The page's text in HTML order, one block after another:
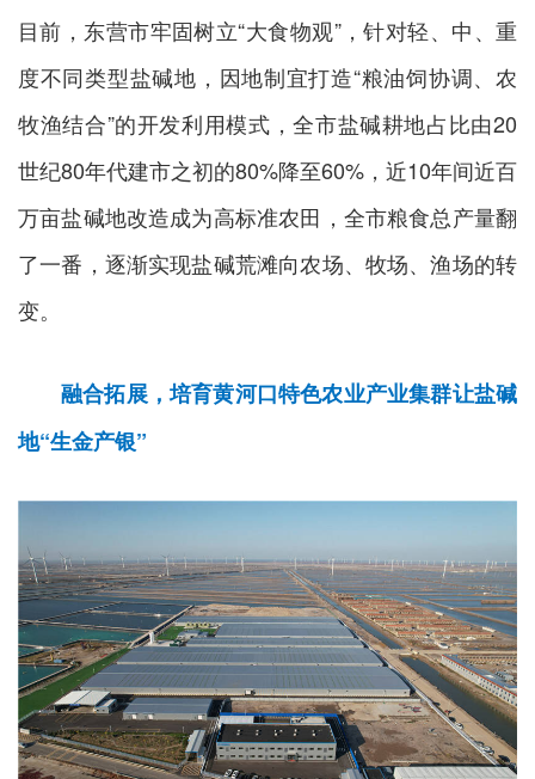
目前，东营市牢固树立“大食物观”，针对轻、中、重
度不同类型盐碱地，因地制宜打造“粮油饲协调、农
牧渔结合”的开发利用模式，全市盐碱耕地占比由20
世纪80年代建市之初的80%降至60%，近10年间近百
万亩盐碱地改造成为高标准农田，全市粮食总产量翻
了一番，逐渐实现盐碱荒滩向农场、牧场、渔场的转
变。
融合拓展，培育黄河口特色农业产业集群让盐碱
地“生金产银”